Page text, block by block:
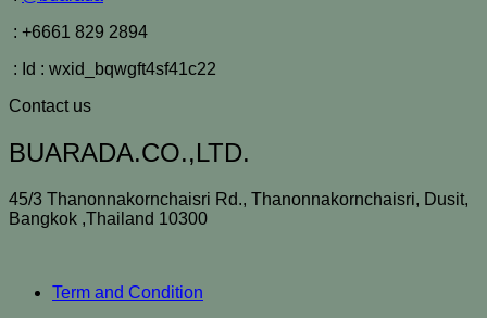
: +6661 829 2894
: Id : wxid_bqwgft4sf41c22
Contact us
BUARADA.CO.,LTD.
45/3 Thanonnakornchaisri Rd., Thanonnakornchaisri, Dusit,
Bangkok ,Thailand 10300
Term and Condition